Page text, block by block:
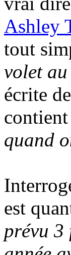
Ashley
tout
volet
écrite
quand
est
prévu 3